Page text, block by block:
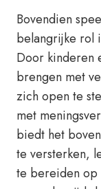
Bovendien
belangrijke rol
Door kinderen
brengen met
zich open te
met
biedt het
te versterken,
te bereiden op